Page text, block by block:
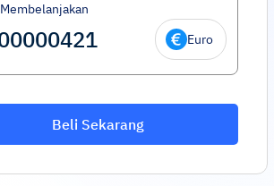
Euro
Beli Sekarang